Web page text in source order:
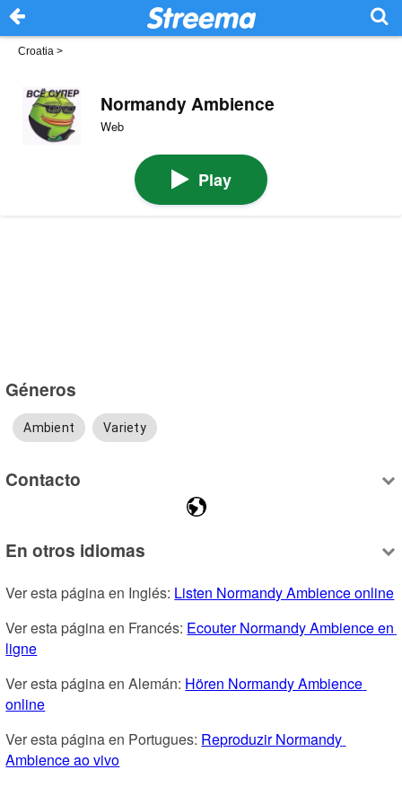
Croatia >
Normandy Ambience
Web
Play
Géneros
Ambient Variety
Contacto
En otros idiomas
Ver esta página en Inglés: Listen Normandy Ambience online
Ver esta página en Francés: Ecouter Normandy Ambience en
ligne
Ver esta página en Alemán: Hören Normandy Ambience
online
Ver esta página en Portugues: Reproduzir Normandy
Ambience ao vivo